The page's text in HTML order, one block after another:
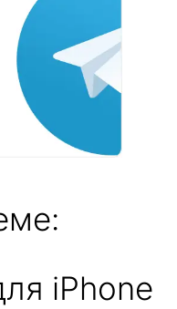
iPhone